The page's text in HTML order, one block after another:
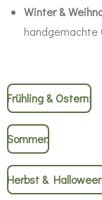
Winter &
handgemachte
Frühling & Ostern:
Sommer:
Herbst &